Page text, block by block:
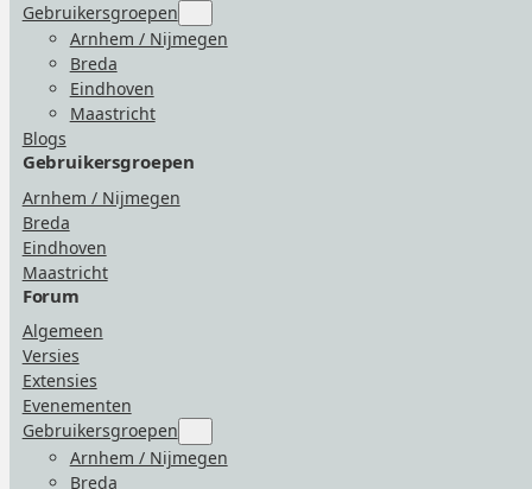
Gebruikersgroepen
for
“Gebruikersgroepen”
Arnhem / Nijmegen
Breda
Eindhoven
Maastricht
Blogs
Gebruikersgroepen
Arnhem / Nijmegen
Breda
Eindhoven
Maastricht
Forum
Algemeen
Versies
Extensies
Evenementen
Gebruikersgroepen
for
“Gebruikersgroepen”
Arnhem / Nijmegen
Breda